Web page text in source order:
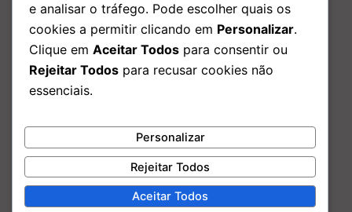
Redes Sociais
Facebook
Instagram
Linkedin
Youtube
Nosso Endereço:
Rua São Bento, 29 – Edf. Porto Brasilis, 17º andar Centro, Rio de
Janeiro – RJ
e analisar o tráfego. Pode escolher quais os
cookies a permitir clicando em Personalizar.
Clique em Aceitar Todos para consentir ou
Rejeitar Todos para recusar cookies não
essenciais.
Personalizar
Rejeitar Todos
Aceitar Todos